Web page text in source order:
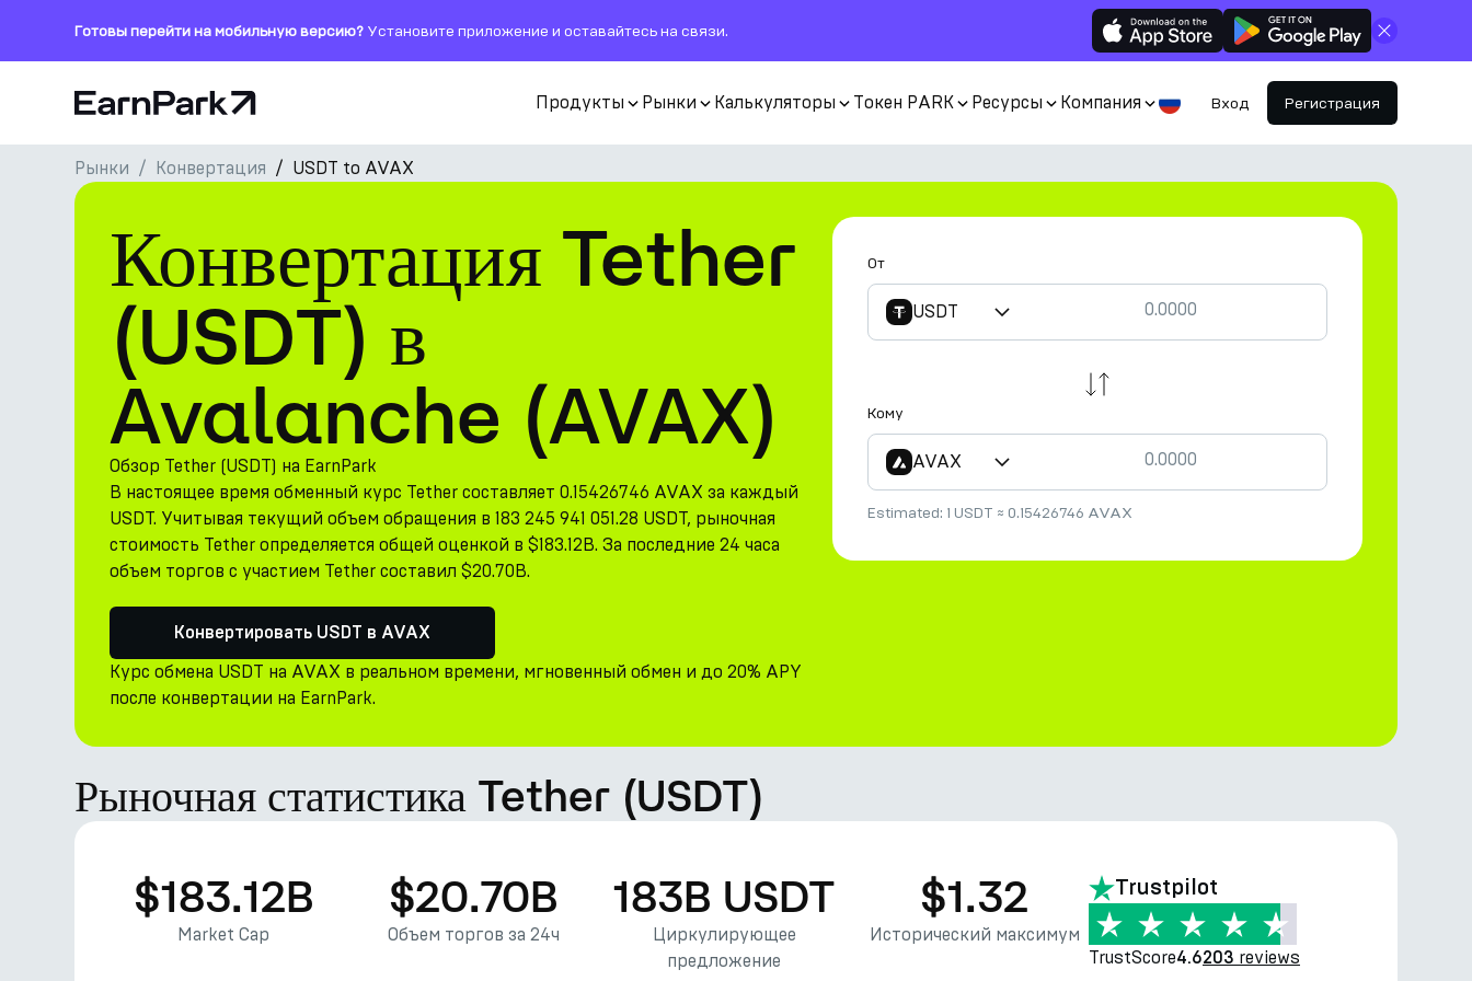
Готовы перейти на мобильную версию? Установите приложение и оставайтесь на связи. Закрыть
Главная страница Продукты Рынки Калькуляторы Токен PARK Ресурсы Компания Вход Регистрация
Продукты
Рынки
Калькуляторы
Токен PARK
Ресурсы
Компания
Рынки Конвертация USDT to AVAX
Конвертация Tether
(USDT) в
Avalanche (AVAX)
Обзор Tether (USDT) на EarnPark
В настоящее время обменный курс Tether составляет 0.15426746 AVAX за каждый
USDT. Учитывая текущий объем обращения в 183 245 941 051.28 USDT, рыночная
стоимость Tether определяется общей оценкой в $183.12B. За последние 24 часа
объем торгов с участием Tether составил $20.70B.
Конвертировать USDT в AVAX
Курс обмена USDT на AVAX в реальном времени, мгновенный обмен и до 20% APY
после конвертации на EarnPark.
От
USDT
Кому
AVAX
Estimated: 1 USDT ≈ 0.15426746 AVAX
Рыночная статистика Tether (USDT)
$183.12B
Market Cap
$20.70B
Объем торгов за 24ч
183B USDT
Циркулирующее
предложение
$1.32
Исторический максимум
Trustpilot
TrustScore4.6203 reviews